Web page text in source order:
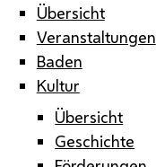
Übersicht
Veranstaltungen
Baden
Kultur
Übersicht
Geschichte